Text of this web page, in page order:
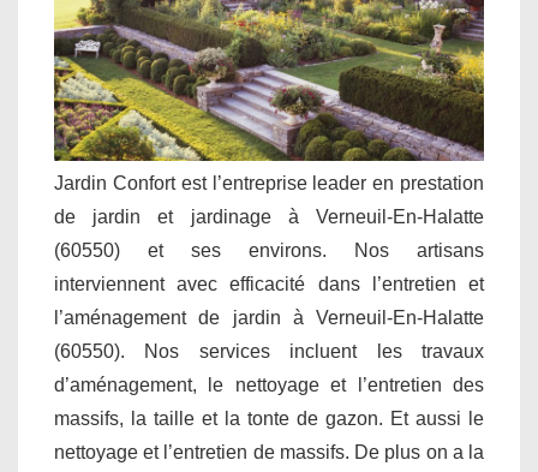
Jardin Confort est l’entreprise leader en prestation
de jardin et jardinage à Verneuil-En-Halatte
(60550) et ses environs. Nos artisans
interviennent avec efficacité dans l’entretien et
l’aménagement de jardin à Verneuil-En-Halatte
(60550). Nos services incluent les travaux
d’aménagement, le nettoyage et l’entretien des
massifs, la taille et la tonte de gazon. Et aussi le
nettoyage et l’entretien de massifs. De plus on a la